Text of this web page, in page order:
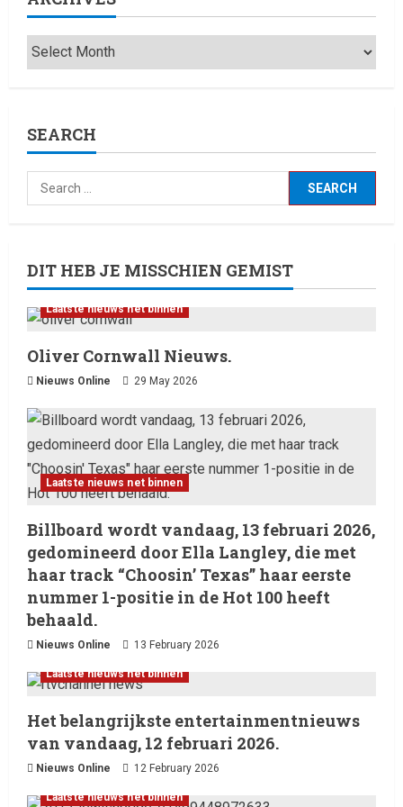
Live Music: Concerts, Festivals,
and DJ Performances This
Laatste nieuws net binnen
RTVchannel.com brengt je
SEARCH
DIT HEB JE MISSCHIEN GEMIST
Laatste nieuws net binnen
Oliver Cornwall Nieuws.
Nieuws Online 29 May 2026
Laatste nieuws net binnen
Billboard wordt vandaag, 13 februari 2026,
gedomineerd door Ella Langley, die met
haar track “Choosin’ Texas” haar eerste
nummer 1-positie in de Hot 100 heeft
behaald.
Nieuws Online 13 February 2026
Laatste nieuws net binnen
Het belangrijkste entertainmentnieuws
van vandaag, 12 februari 2026.
Nieuws Online 12 February 2026
Laatste nieuws net binnen